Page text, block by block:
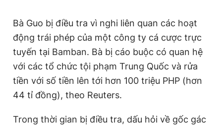
Bà Guo bị điều tra vì nghi liên quan các hoạt
động trái phép của một công ty cá cược trực
tuyến tại Bamban. Bà bị cáo buộc có quan hệ
với các tổ chức tội phạm Trung Quốc và rửa
tiền với số tiền lên tới hơn 100 triệu PHP (hơn
44 tỉ đồng), theo Reuters.
Trong thời gian bị điều tra, dấu hỏi về gốc gác